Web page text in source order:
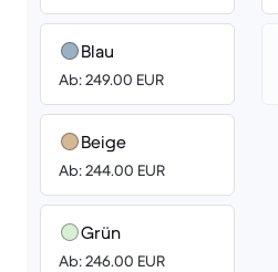
Blau
Ab: 249.00 EUR
Beige
Ab: 244.00 EUR
Grün
Ab: 246.00 EUR